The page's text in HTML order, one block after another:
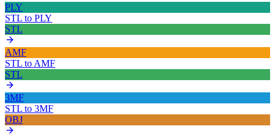
PLY
STL to PLY
STL
AMF
STL to AMF
STL
3MF
STL to 3MF
OBJ